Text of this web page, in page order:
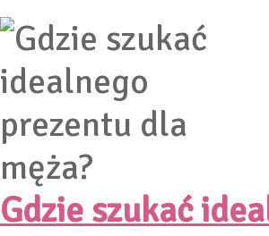
Gdzie szukać